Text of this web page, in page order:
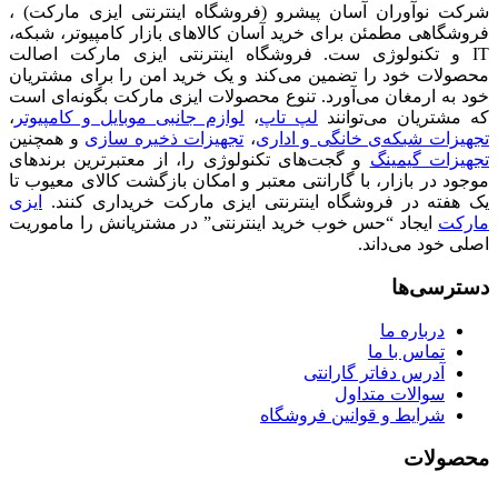
شرکت نوآوران آسان پیشرو (فروشگاه اینترنتی ایزی مارکت) ،
فروشگاهی مطمئن برای خرید آسان کالاهای بازار کامپیوتر، شبکه،
IT و تکنولوژی ست. فروشگاه اینترنتی ایزی مارکت اصالت
محصولات خود را تضمین می‌کند و یک خرید امن را برای مشتریان
خود به ارمغان می‌آورد. تنوع محصولات ایزی مارکت بگونه‌ای است
که مشتریان می‌توانند لپ تاپ، لوازم جانبی موبایل و کامپیوتر ،
تجهیزات شبکه‌ی خانگی و اداری، تجهیزات ذخیره سازی و همچنین
تجهیزات گیمینگ و گجت‌های تکنولوژی را، از معتبرترین برندهای
موجود در بازار، با گارانتی معتبر و امکان بازگشت کالای معیوب تا
یک هفته در فروشگاه اینترنتی ایزی مارکت خریداری کنند.
ایزی
مارکت ایجاد “حس خوب خرید اینترنتی” در مشتریانش را ماموریت
اصلی خود می‌داند.
دسترسی‌ها
درباره ما
تماس با ما
آدرس دفاتر گارانتی
سوالات متداول
شرایط و قوانین فروشگاه
محصولات